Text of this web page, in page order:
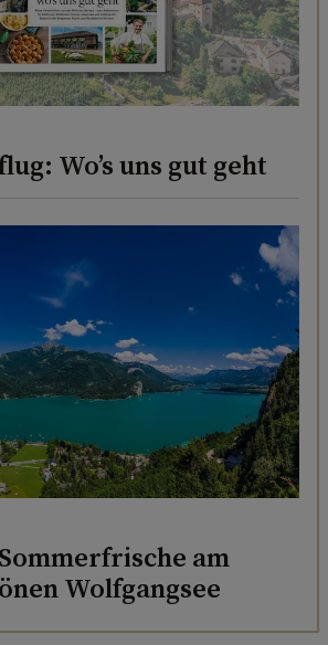
Wo’s uns gut geht
am
Wolfgangsee